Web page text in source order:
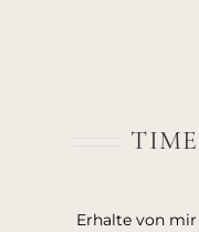
Erhalte von mir